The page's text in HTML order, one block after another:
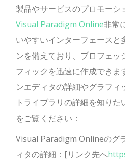
製品やサービスのプロモーシ
Visual Paradigm Online非常
いやすいインターフェースと
ンを備えており、プロフェッ
フィックを迅速に作成できま
ンエディタの詳細やグラフ
トライブラリの詳細を知り
をご覧ください：
Visual Paradigm Onlineのグ
ィタの詳細：[リンク先へ